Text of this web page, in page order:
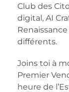
Club des
digital, AI
différents.
Joins toi à
Premier
heure de